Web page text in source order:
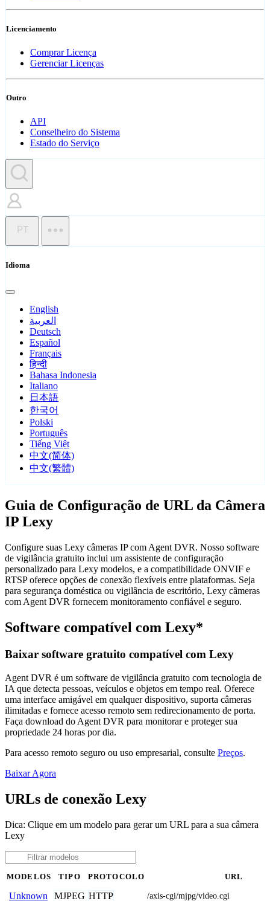
Licenciamento
Comprar Licença
Gerenciar Licenças
Outro
API
Conselheiro do Sistema
Estado do Serviço
PT
Idioma
English
العربية
Deutsch
Español
Français
हिन्दी
Bahasa Indonesia
Italiano
日本語
한국어
Polski
Português
Tiếng Việt
中文(简体)
中文(繁體)
Guia de Configuração de URL da Câmera
IP Lexy
Configure suas Lexy câmeras IP com Agent DVR. Nosso software
de vigilância gratuito inclui um assistente de configuração
personalizado para Lexy modelos, e a compatibilidade ONVIF e
RTSP oferece opções de conexão flexíveis entre plataformas. Seja
para segurança doméstica ou vigilância de escritório, Lexy câmeras
com Agent DVR fornecem monitoramento confiável e seguro.
Software compatível com Lexy*
Baixar software gratuito compatível com Lexy
Agent DVR é um software de vigilância gratuito com tecnologia de
IA que detecta pessoas, veículos e objetos em tempo real. Oferece
uma interface amigável em qualquer dispositivo, suporta câmeras
ilimitadas e fornece acesso remoto sem redirecionamento de porta.
Faça download do Agent DVR para monitorar e proteger sua
propriedade 24 horas por dia.
Para acesso remoto seguro ou uso empresarial, consulte Preços.
Baixar Agora
URLs de conexão Lexy
Dica: Clique em um modelo para gerar um URL para a sua câmera
Lexy
MODELOS TIPO PROTOCOLO URL
Unknown MJPEG HTTP /axis-cgi/mjpg/video.cgi